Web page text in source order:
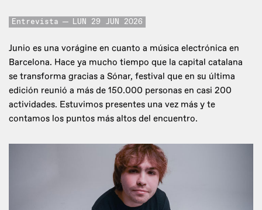
Entrevista LUN 29 JUN 2026
Junio es una vorágine en cuanto a música electrónica en
Barcelona. Hace ya mucho tiempo que la capital catalana
se transforma gracias a Sónar, festival que en su última
edición reunió a más de 150.000 personas en casi 200
actividades. Estuvimos presentes una vez más y te
contamos los puntos más altos del encuentro.